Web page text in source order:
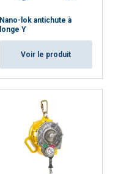
Nano-lok antichute à
longe Y
Voir le produit